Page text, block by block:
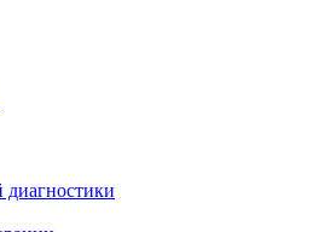
диагностики